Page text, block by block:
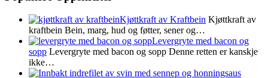
Kjøttkraft av Kraftbein Kjøttkraft av
kraftbein Bein, marg, hud og føtter, sener og…
Levergryte med bacon og
sopp Levergryte med bacon og sopp Denne retten er kanskje
ikke…